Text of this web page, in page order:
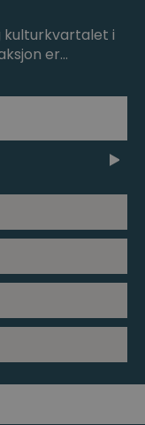
kulturkvartalet i
er…